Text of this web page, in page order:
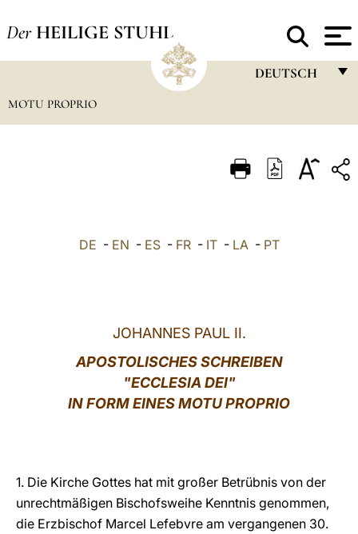
Der HEILIGE STUHL
DEUTSCH
ITALIANO
中文
MOTU PROPRIO
DE - EN - ES- FR- IT- LA- PT
JOHANNES PAUL II.
APOSTOLISCHES SCHREIBEN
"ECCLESIA DEI"
IN FORM EINES MOTU PROPRIO
1. Die Kirche Gottes hat mit großer Betrübnis von der
unrechtmäßigen Bischofsweihe Kenntnis genommen,
die Erzbischof Marcel Lefebvre am vergangenen 30.